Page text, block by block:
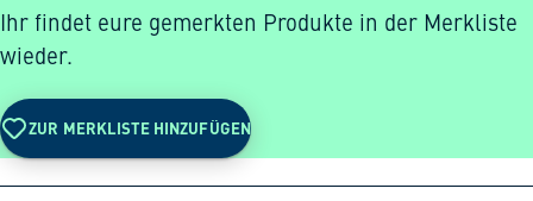
Ihr findet eure gemerkten Produkte in der Merkliste
wieder.
ZUR MERKLISTE HINZUFÜGEN